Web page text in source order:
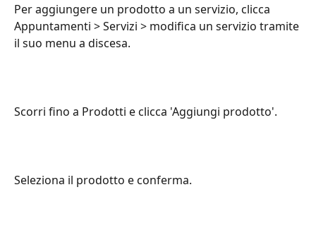
Per aggiungere un prodotto a un servizio, clicca
Appuntamenti > Servizi > modifica un servizio tramite
il suo menu a discesa.
Scorri fino a Prodotti e clicca 'Aggiungi prodotto'.
Seleziona il prodotto e conferma.